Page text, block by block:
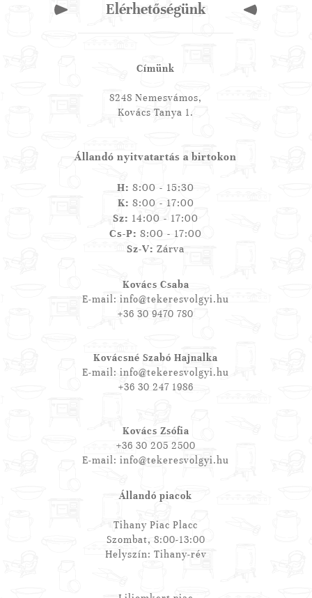
Kovács Csaba
E-mail: info@tekeresvolgyi.hu
+36 30 9470 780
Kovácsné Szabó Hajnalka
E-mail: info@tekeresvolgyi.hu
+36 30 247 1986
Kovács Zsófia
+36 30 205 2500
E-mail: info@tekeresvolgyi.hu
Elérhetőségünk
Állandó piacok
Tihany Piac Placc
Szombat, 8:00-13:00
Helyszín: Tihany-rév
Címünk
8248 Nemesvámos,
Kovács Tanya 1.
Állandó nyitvatartás a birtokon
H: 8:00 - 15:30
K: 8:00 - 17:00
Sz: 14:00 - 17:00
Cs-P: 8:00 - 17:00
Sz-V: Zárva